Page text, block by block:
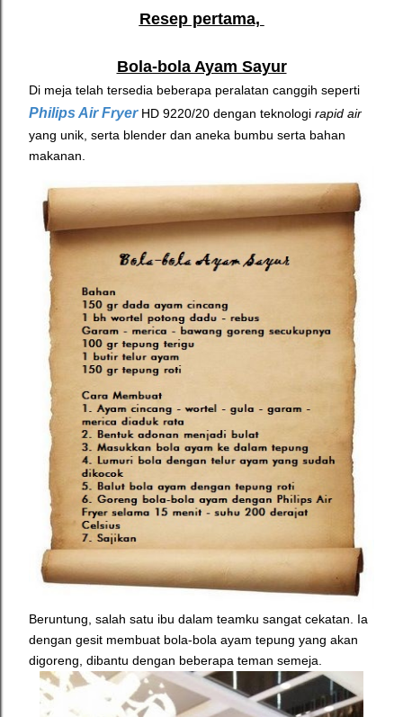
Resep pertama,
Bola-bola Ayam Sayur
Di meja telah tersedia beberapa peralatan canggih seperti
Philips Air Fryer HD 9220/20 dengan teknologi rapid air
yang unik, serta blender dan aneka bumbu serta bahan
makanan.
Beruntung, salah satu ibu dalam teamku sangat cekatan. Ia
dengan gesit membuat bola-bola ayam tepung yang akan
digoreng, dibantu dengan beberapa teman semeja.